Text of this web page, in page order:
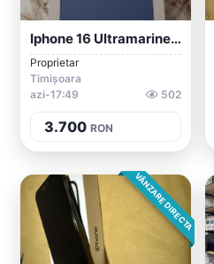
Iphone 16 Ultramarine 128gb
Proprietar
Timișoara
azi-17:49
502
3.700 RON
VÂNZARE DIRECTA